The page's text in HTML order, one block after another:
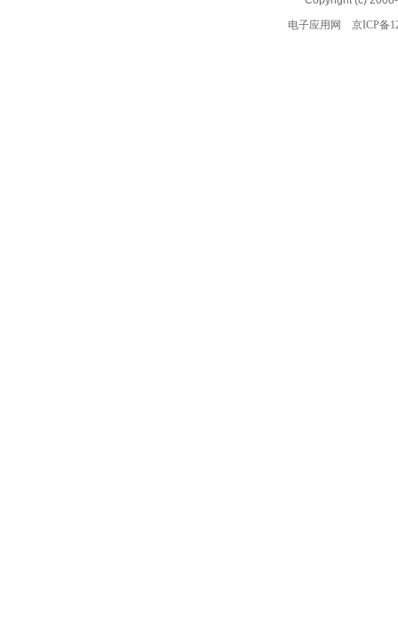
电子应用网
京ICP备